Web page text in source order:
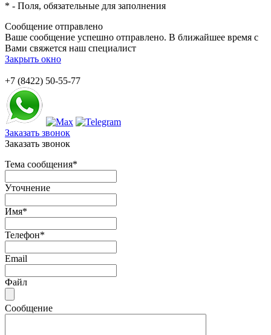
* - Поля, обязательные для заполнения
Сообщение отправлено
Ваше сообщение успешно отправлено. В ближайшее время с
Вами свяжется наш специалист
Закрыть окно
+7 (8422) 50-55-77
Заказать звонок
Заказать звонок
Тема сообщения*
Уточнение
Имя*
Телефон*
Email
Файл
Сообщение